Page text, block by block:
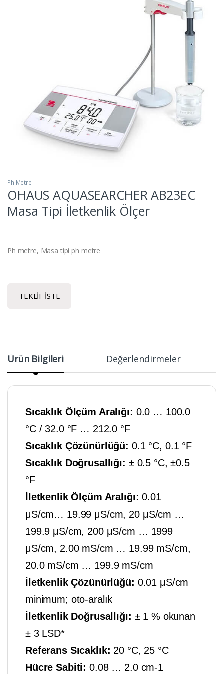
Ph Metre
OHAUS AQUASEARCHER AB23EC
Masa Tipi İletkenlik Ölçer
Ph metre, Masa tipi ph metre
TEKLIF İSTE
Ürün Bilgileri Değerlendirmeler
Sıcaklık Ölçüm Aralığı: 0.0 … 100.0
°C / 32.0 °F … 212.0 °F
Sıcaklık Çözünürlüğü: 0.1 °C, 0.1 °F
Sıcaklık Doğrusallığı: ± 0.5 °C, ±0.5
°F
İletkenlik Ölçüm Aralığı:0.01
μS/cm… 19.99 μS/cm, 20 μS/cm …
199.9 μS/cm, 200 μS/cm … 1999
μS/cm, 2.00 mS/cm … 19.99 mS/cm,
20.0 mS/cm … 199.9 mS/cm
İletkenlik Çözünürlüğü: 0.01 μS/cm
minimum; oto-aralık
İletkenlik Doğrusallığı: ± 1 % okunan
± 3 LSD*
Referans Sıcaklık: 20 °C, 25 °C
Hücre Sabiti: 0.08 … 2.0 cm-1